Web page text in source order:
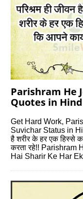
Parishram He
Quotes in
Get Hard Work,
Suvichar Status in
है शरीर के हर एक हिस्से
करता रहे!! Parishram
Hai Sharir Ke Har